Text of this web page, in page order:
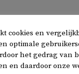
aan van de drie
door D.B.
Thrones.
In een brief
cookies en
optimale
het gedrag van
en daardoor onze